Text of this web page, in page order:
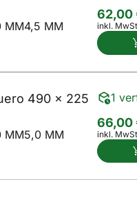
MM4,5 MM
62,00
inkl.
490 x 225
MM5,0 MM
1
66,00
inkl.